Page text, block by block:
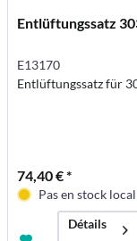
Entlüftungssatz
E13170
Entlüftungssatz für
74,40 € *
Pas en stock
Détails